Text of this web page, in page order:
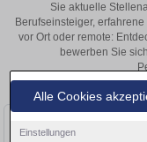
Alle Cookies
Einstellungen
Sie aktuelle
Berufseinsteiger,
vor Ort oder remote:
bewerben Sie